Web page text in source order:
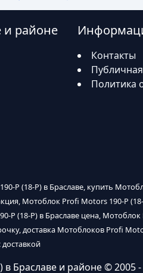
и районе
Контакты
Политика
P (18-P) в Браславе, купить
Мотоблок Profi Motors 190-P
(18-P) в Браславе цена,
доставка Мотоблоков Profi
Браславе и районе© 2005 -